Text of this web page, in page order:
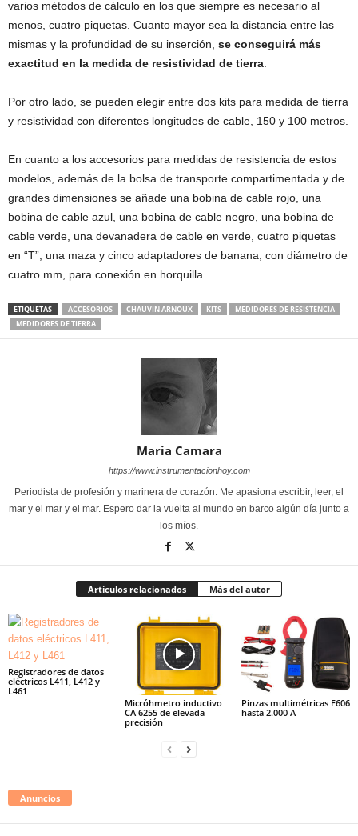
varios métodos de cálculo en los que siempre es necesario al
menos, cuatro piquetas. Cuanto mayor sea la distancia entre las
mismas y la profundidad de su inserción, se conseguirá más
exactitud en la medida de resistividad de tierra
Por otro lado, se pueden elegir entre dos kits para medida de tierra
y resistividad con diferentes longitudes de cable, 150 y 100 metros.
En cuanto a los accesorios para medidas de resistencia de estos
modelos, además de la bolsa de transporte compartimentada y de
grandes dimensiones se añade una bobina de cable rojo, una
bobina de cable azul, una bobina de cable negro, una bobina de
cable verde, una devanadera de cable en verde, cuatro piquetas
en “T”, una maza y cinco adaptadores de banana, con diámetro de
cuatro mm, para conexión en horquilla.
ETIQUETAS ACCESORIOS CHAUVIN ARNOUX KITS
MEDIDORES DE RESISTENCIA
MEDIDORES DE TIERRA
Maria Camara
https://www.instrumentacionhoy.com
Periodista de profesión y marinera de corazón. Me apasiona escribir, leer, el
mar y el mar y el mar. Espero dar la vuelta al mundo en barco algún día junto a
los míos.
Artículos relacionados Más del autor
Registradores de datos
eléctricos L411, L412 y
L461
Micróhmetro inductivo
CA 6255 de elevada
precisión
Pinzas multimétricas F606
hasta 2.000 A
Anuncios